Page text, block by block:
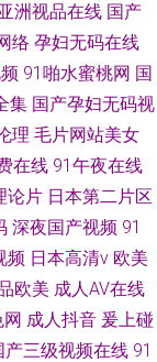
洲视品在线 国产
络 孕妇无码在线
91啪水蜜桃网 国
集 国产孕妇无码视
理 毛片网站美女
在线 91午夜在线
论片 日本第二片区
深夜国产视频 91
频 日本高清v 欧美
欧美 成人AV在线
成人抖音 爰上碰
产三级视频在线 91